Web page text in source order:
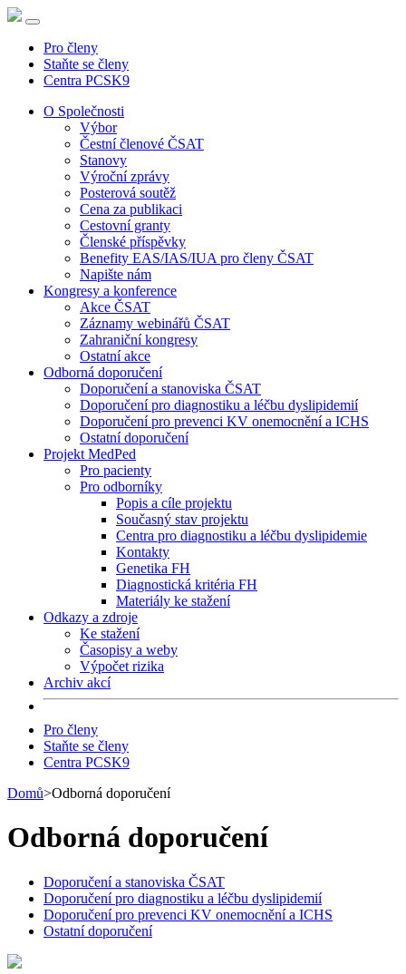
Pro členy
Staňte se členy
Centra PCSK9
O Společnosti
Výbor
Čestní členové ČSAT
Stanovy
Výroční zprávy
Posterová soutěž
Cena za publikaci
Cestovní granty
Členské příspěvky
Benefity EAS/IAS/IUA pro členy ČSAT
Napište nám
Kongresy a konference
Akce ČSAT
Záznamy webinářů ČSAT
Zahraniční kongresy
Ostatní akce
Odborná doporučení
Doporučení a stanoviska ČSAT
Doporučení pro diagnostiku a léčbu dyslipidemií
Doporučení pro prevenci KV onemocnění a ICHS
Ostatní doporučení
Projekt MedPed
Pro pacienty
Pro odborníky
Popis a cíle projektu
Současný stav projektu
Centra pro diagnostiku a léčbu dyslipidemie
Kontakty
Genetika FH
Diagnostická kritéria FH
Materiály ke stažení
Odkazy a zdroje
Ke stažení
Časopisy a weby
Výpočet rizika
Archiv akcí
Pro členy
Staňte se členy
Centra PCSK9
Domů>Odborná doporučení
Odborná doporučení
Doporučení a stanoviska ČSAT
Doporučení pro diagnostiku a léčbu dyslipidemií
Doporučení pro prevenci KV onemocnění a ICHS
Ostatní doporučení